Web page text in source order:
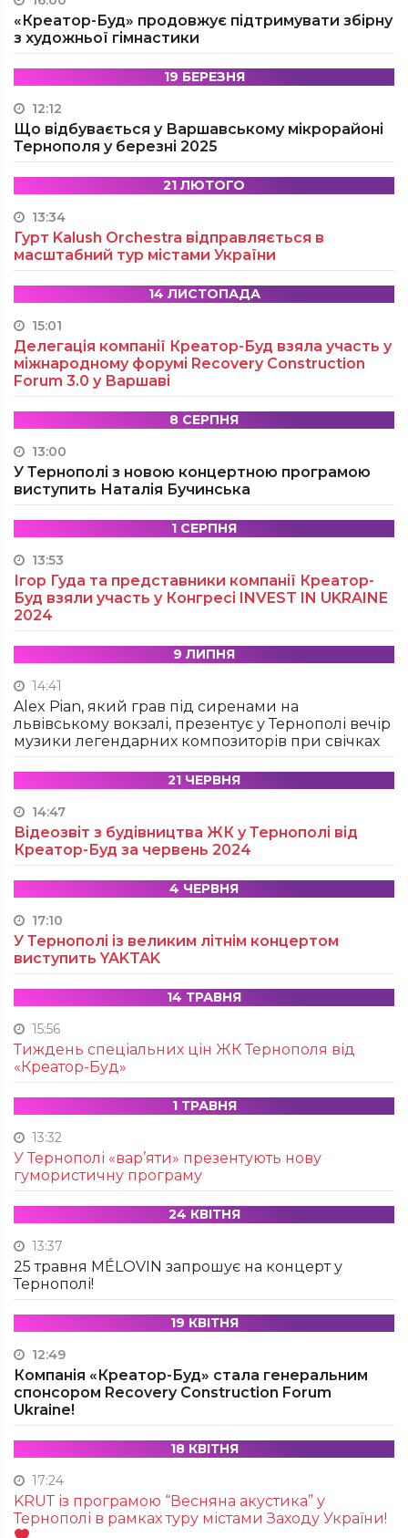
«Креатор-Буд» продовжує підтримувати збірну
з художньої гімнастики
19 БЕРЕЗНЯ
12:12
Що відбувається у Варшавському мікрорайоні
Тернополя у березні 2025
21 ЛЮТОГО
13:34
Гурт Kalush Orchestra відправляється в
масштабний тур містами України
14 ЛИСТОПАДА
15:01
Делегація компанії Креатор-Буд взяла участь у
міжнародному форумі Recovery Construction
Forum 3.0 у Варшаві
8 СЕРПНЯ
13:00
У Тернополі з новою концертною програмою
виступить Наталія Бучинська
1 СЕРПНЯ
13:53
Ігор Гуда та представники компанії Креатор-
Буд взяли участь у Конгресі INVEST IN UKRAINE
2024
9 ЛИПНЯ
14:41
Alex Pian, який грав під сиренами на
львівському вокзалі, презентує у Тернополі вечір
музики легендарних композиторів при свічках
21 ЧЕРВНЯ
14:47
Відеозвіт з будівництва ЖК у Тернополі від
Креатор-Буд за червень 2024
4 ЧЕРВНЯ
17:10
У Тернополі із великим літнім концертом
виступить YAKTAK
14 ТРАВНЯ
15:56
Тиждень спеціальних цін ЖК Тернополя від
«Креатор-Буд»
1 ТРАВНЯ
13:32
У Тернополі «вар’яти» презентують нову
гумористичну програму
24 КВІТНЯ
13:37
25 травня MÉLOVIN запрошує на концерт у
Тернополі!
19 КВІТНЯ
12:49
Компанія «Креатор-Буд» стала генеральним
спонсором Recovery Construction Forum
Ukraine!
18 КВІТНЯ
17:24
KRUТ із програмою “Весняна акустика” у
Тернополі в рамках туру містами Заходу України!